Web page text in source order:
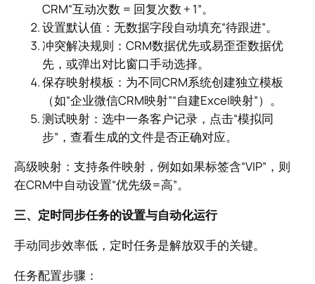
CRM“互动次数 = 回复次数 + 1”。
设置默认值：无数据字段自动填充“待跟进”。
冲突解决规则：CRM数据优先或易歪歪数据优
先，或弹出对比窗口手动选择。
保存映射模板：为不同CRM系统创建独立模板
（如“企业微信CRM映射”“自建Excel映射”）。
测试映射：选中一条客户记录，点击“模拟同
步”，查看生成的文件是否正确对应。
高级映射：支持条件映射，例如如果标签含“VIP”，则
在CRM中自动设置“优先级=高”。
三、定时同步任务的设置与自动化运行
手动同步效率低，定时任务是解放双手的关键。
任务配置步骤：